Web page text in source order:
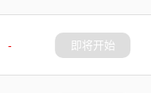
-
即将开始